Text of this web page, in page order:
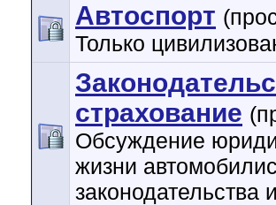
Автоспорт
Только
страхование
Обсуждение
жизни
законодательства